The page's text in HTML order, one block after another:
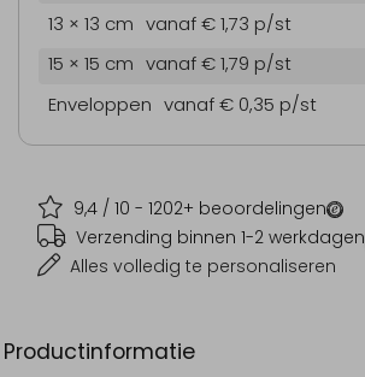
9,4 / 10 - 1202+ beoordelingen
Verzending binnen 1-2 werkdagen
Alles volledig te personaliseren
13 × 13 cm vanaf € 1,73 p/st
15 × 15 cm vanaf € 1,79 p/st
Enveloppen vanaf € 0,35 p/st
Productinformatie